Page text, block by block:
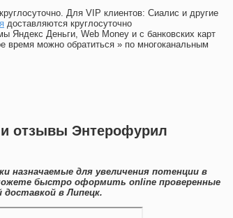
Для VIP клиентов: Сиалис и другие
доставляются круглосуточно
Яндекс Деньги, Web Money и с банковских карт
время можно обратиться » по многоканальным
отзывы Энтерофурил
назначаемые для увеличения потенции в
быстро оформить online проверенные
в Липецк.